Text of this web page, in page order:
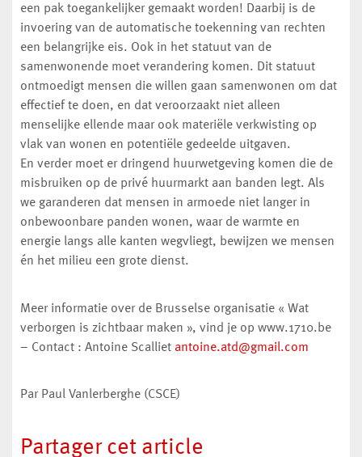
een pak toegankelijker gemaakt worden! Daarbij is de
invoering van de automatische toekenning van rechten
een belangrijke eis. Ook in het statuut van de
samenwonende moet verandering komen. Dit statuut
ontmoedigt mensen die willen gaan samenwonen om dat
effectief te doen, en dat veroorzaakt niet alleen
menselijke ellende maar ook materiële verkwisting op
vlak van wonen en potentiële gedeelde uitgaven.
En verder moet er dringend huurwetgeving komen die de
misbruiken op de privé huurmarkt aan banden legt. Als
we garanderen dat mensen in armoede niet langer in
onbewoonbare panden wonen, waar de warmte en
energie langs alle kanten wegvliegt, bewijzen we mensen
én het milieu een grote dienst.
Meer informatie over de Brusselse organisatie « Wat
verborgen is zichtbaar maken », vind je op www.1710.be
– Contact : Antoine Scalliet antoine.atd@gmail.com
Par Paul Vanlerberghe (CSCE)
Partager cet article